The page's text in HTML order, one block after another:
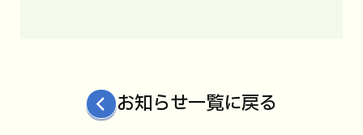
お知らせ一覧に戻る